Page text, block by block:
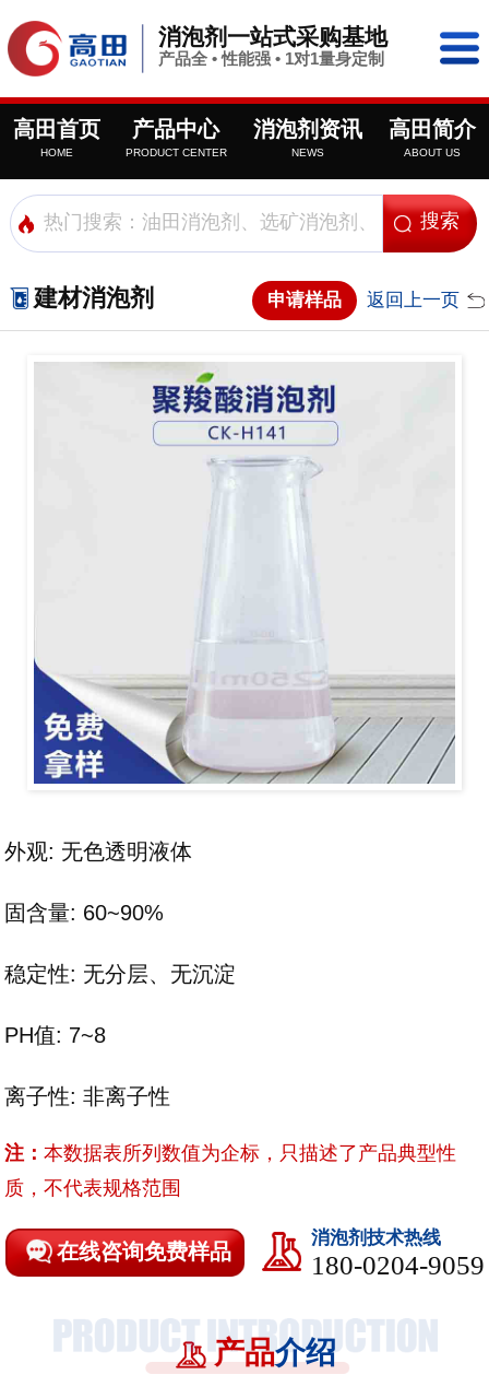
消泡剂一站式采购基地
产品全 • 性能强 • 1对1量身定制
高田首页
HOME
产品中心
PRODUCT CENTER
消泡剂资讯
NEWS
高田简介
ABOUT US
建材消泡剂 申请样品 返回上一页
外观: 无色透明液体
固含量: 60~90%
稳定性: 无分层、无沉淀
PH值: 7~8
离子性:非离子性
注：本数据表所列数值为企标，只描述了产品典型性
质，不代表规格范围
在线咨询免费样品
消泡剂技术热线
180-0204-9059
产品介绍